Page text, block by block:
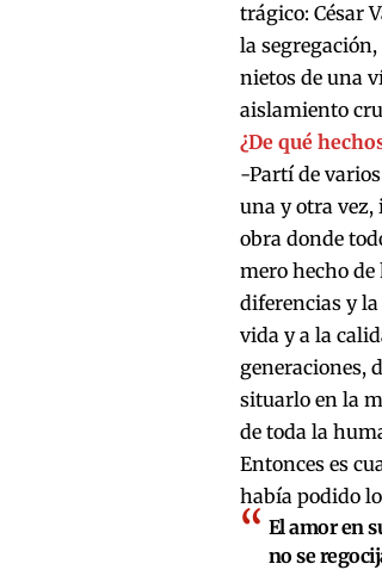
trágico: César
la
nietos de una
aislamiento
¿De qué
-Partí de
una y otra vez,
obra donde
mero hecho
diferencias y
vida y a la
generaciones,
situarlo en la
de toda la
Entonces es
había podido
El amor en
no se